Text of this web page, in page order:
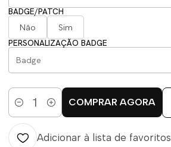
BADGE/PATCH
Não
Sim
PERSONALIZAÇÃO BADGE
Quantidade
COMPRAR AGORA
Adicionar à lista de favoritos